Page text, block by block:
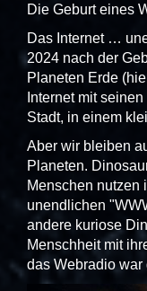
Die Geburt eines
Das Internet …
2024 nach der
Planeten Erde
Internet mit
Stadt, in einem
Aber wir bleiben
Planeten.
Menschen nutzen
unendlichen
andere kuriose
Menschheit mit
das Webradio war